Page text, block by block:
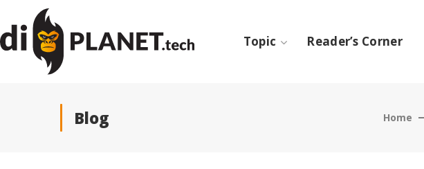
Topic Reader’s Corner
Blog Home